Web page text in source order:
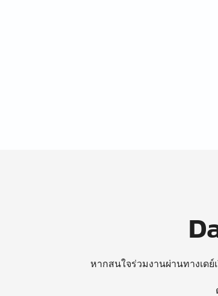
หากสนใจร่วมงานผ่านทางเด